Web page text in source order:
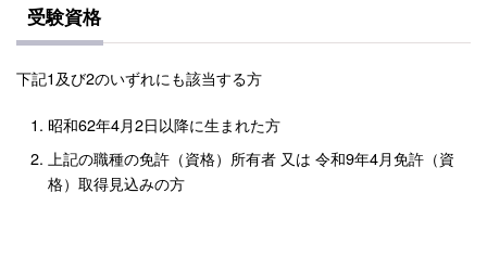
受験資格
下記1及び2のいずれにも該当する方
昭和62年4月2日以降に生まれた方
上記の職種の免許（資格）所有者 又は 令和9年4月免許（資
格）取得見込みの方